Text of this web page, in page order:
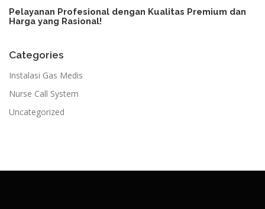
Pelayanan Profesional dengan Kualitas Premium dan
Harga yang Rasional!​
Categories
Instalasi Gas Medis
Nurse Call System
Uncategorized